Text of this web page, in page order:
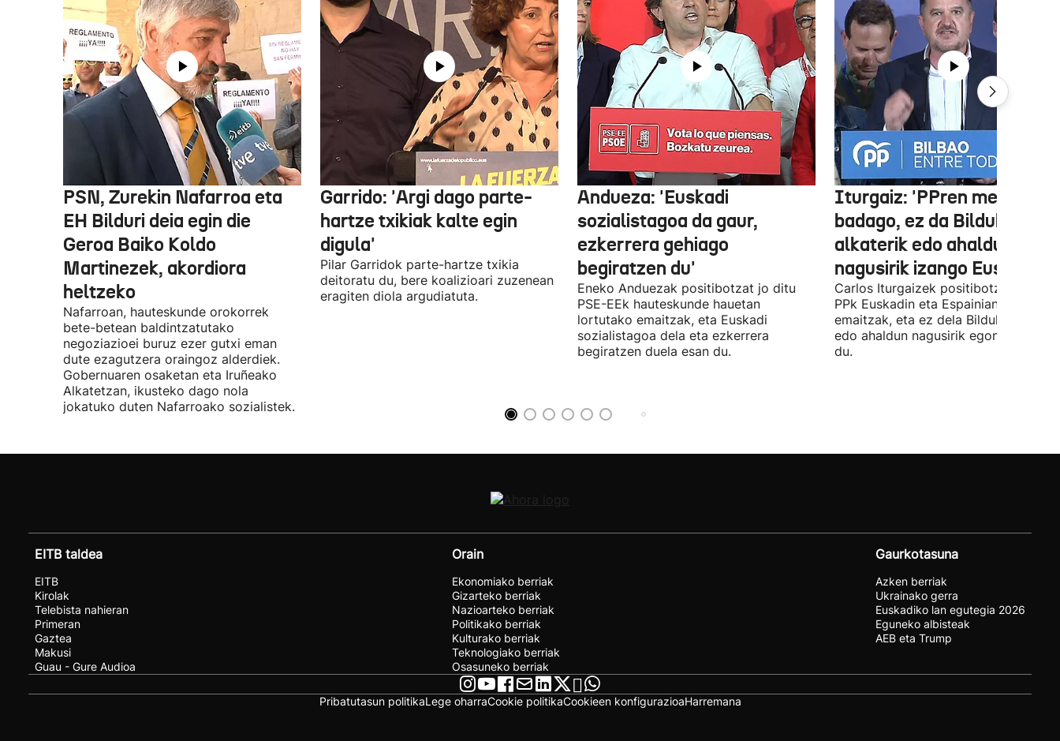
PSN, Zurekin Nafarroa eta
EH Bilduri deia egin die
Geroa Baiko Koldo
Martinezek, akordiora
heltzeko
Nafarroan, hauteskunde orokorrek
bete-betean baldintzatutako
negoziazioei buruz ezer gutxi eman
dute ezagutzera oraingoz alderdiek.
Gobernuaren osaketan eta Iruñeako
Alkatetzan, ikusteko dago nola
jokatuko duten Nafarroako sozialistek.
Garrido: 'Argi dago parte-
hartze txikiak kalte egin
digula'
Pilar Garridok parte-hartze txikia
deitoratu du, bere koalizioari zuzenean
eragiten diola argudiatuta.
Andueza: 'Euskadi
sozialistagoa da gaur,
ezkerrera gehiago
begiratzen du'
Eneko Anduezak positibotzat jo ditu
PSE-EEk hauteskunde hauetan
lortutako emaitzak, eta Euskadi
sozialistagoa dela eta ezkerrera
begiratzen duela esan du.
Iturgaiz: 'PPren menpe
badago, ez da Bilduko
alkaterik edo ahaldun
nagusirik izango Euskadin'
Carlos Iturgaizek positibotzat jo ditu
PPk Euskadin eta Espainian lortutako
emaitzak, eta ez dela Bilduko
edo ahaldun nagusirik egongo
du.
EITB taldea
EITB
Kirolak
Telebista nahieran
Primeran
Gaztea
Makusi
Guau - Gure Audioa
Orain
Ekonomiako berriak
Gizarteko berriak
Nazioarteko berriak
Politikako berriak
Kulturako berriak
Teknologiako berriak
Osasuneko berriak
Gaurkotasuna
Azken berriak
Ukrainako gerra
Euskadiko lan egutegia 2026
Eguneko albisteak
AEB eta Trump
Pribatutasun politikaLege oharraCookie politikaCookieen konfigurazioaHarremana